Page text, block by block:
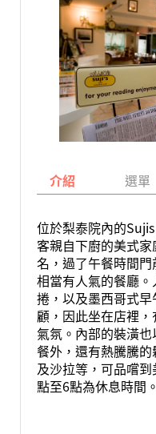
介紹 選單
位於梨泰院內的
客親自下廚的美式
名，過了午餐時間
相當有人氣的餐廳
捲，以及墨西哥式
顧，因此坐在店裡
氣氛。內部的裝潢
餐外，還有熱騰騰
及沙拉等，可品嚐
點至6點為休息時間。